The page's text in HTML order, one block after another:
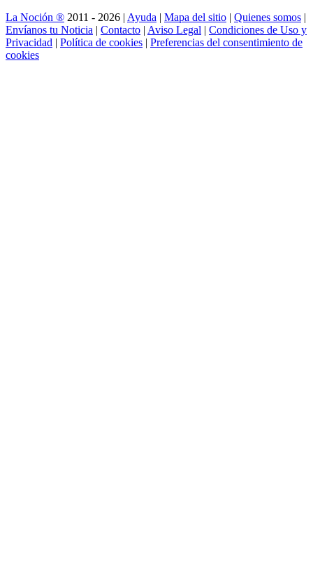
La Noción ® 2011 - 2026 | Ayuda | Mapa del sitio | Quienes somos |
Envíanos tu Noticia | Contacto | Aviso Legal | Condiciones de Uso y
Privacidad | Política de cookies | Preferencias del consentimiento de
cookies